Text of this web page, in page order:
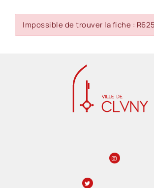
Impossible de trouver la fiche :